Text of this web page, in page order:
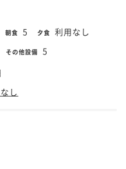
朝食 5 夕食 利用なし
その他設備 5
し